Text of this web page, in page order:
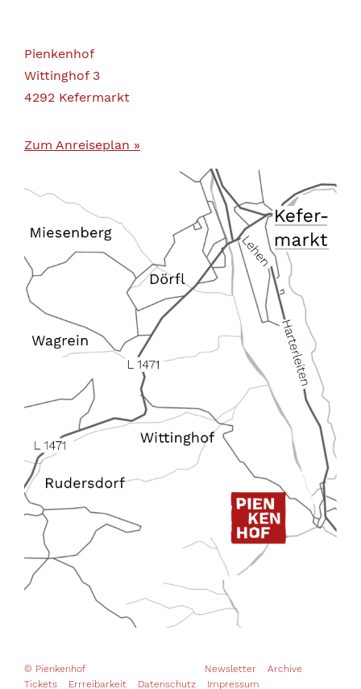
Pienkenhof
Wittinghof 3
4292 Kefermarkt
Zum Anreiseplan »
© Pienkenhof Newsletter
Archive
Tickets
Errreibarkeit Datenschutz Impressum